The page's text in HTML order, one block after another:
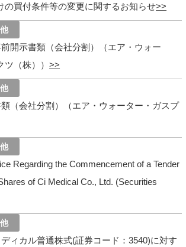
の買付条件等の変更に関するお知らせ
前開示書類（会社分割）（エア・ウォー
ツ（株））
（会社分割）（エア・ウォーター・ガスプ
Regarding the Commencement of a Tender
of Ci Medical Co., Ltd. (Securities
ィカル普通株式(証券コード：3540)に対す